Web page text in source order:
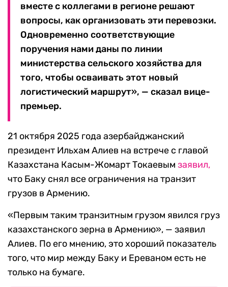
вместе с коллегами в регионе решают
вопросы, как организовать эти перевозки.
Одновременно соответствующие
поручения нами даны по линии
министерства сельского хозяйства для
того, чтобы осваивать этот новый
логистический маршрут», — сказал вице-
премьер.
21 октября 2025 года азербайджанский
президент Ильхам Алиев на встрече с главой
Казахстана Касым-Жомарт Токаевым заявил,
что Баку снял все ограничения на транзит
грузов в Армению.
«Первым таким транзитным грузом явился груз
казахстанского зерна в Армению», — заявил
Алиев. По его мнению, это хороший показатель
того, что мир между Баку и Ереваном есть не
только на бумаге.